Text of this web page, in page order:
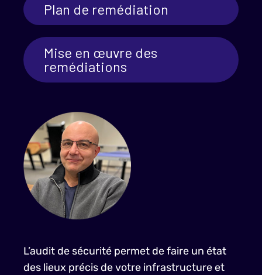
Plan de remédiation
Mise en œuvre des
remédiations
L’audit de sécurité permet de faire un état
des lieux précis de votre infrastructure et